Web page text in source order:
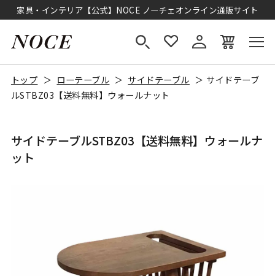
家具・インテリア【公式】NOCE ノーチェオンライン通販サイト
トップ ローテーブル サイドテーブル
サイドテーブ
ルSTBZ03【送料無料】ウォールナット
サイドテーブルSTBZ03【送料無料】ウォールナ
ット